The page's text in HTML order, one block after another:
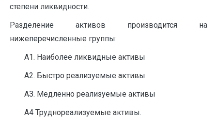
степени ликвидности.
Разделение активов производится на
нижеперечисленные группы:
А1. Наиболее ликвидные активы
А2. Быстро реализуемые активы
АЗ. Медленно реализуемые активы
А4 Труднореализуемые активы.